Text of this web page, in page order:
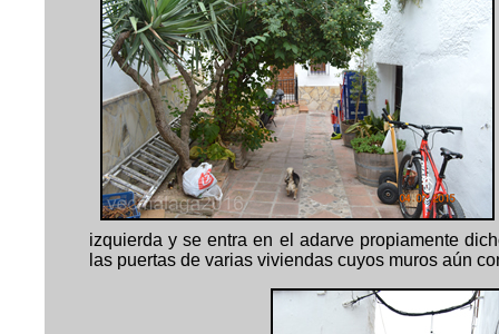
izquierda y se entra en el adarve propiamente
las puertas de varias viviendas cuyos muros aún